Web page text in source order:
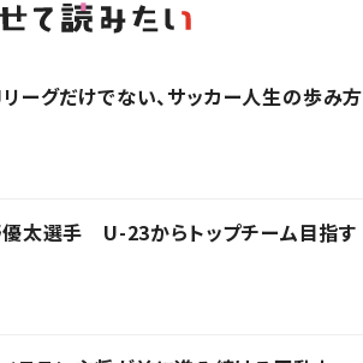
グだけでない、サッカー人生の歩み方
太選手 U-23からトップチーム目指す